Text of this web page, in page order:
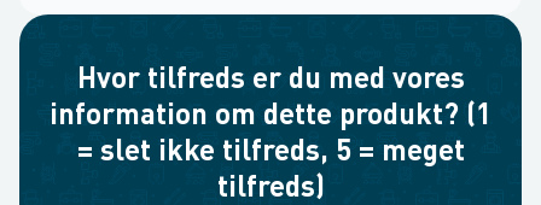
Hvor tilfreds er du med vores
information om dette produkt? (1
= slet ikke tilfreds, 5 = meget
tilfreds)